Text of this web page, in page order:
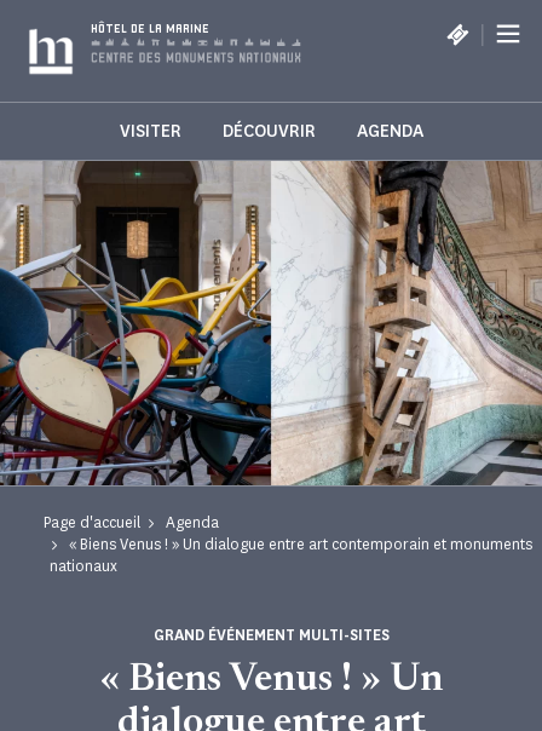
HÔTEL DE LA MARINE |
VISITER DÉCOUVRIR AGENDA
Page d'accueil
Agenda
« Biens Venus ! » Un dialogue entre art contemporain et monuments
nationaux
« Biens Venus ! » Un
GRAND ÉVÉNEMENT MULTI-SITES